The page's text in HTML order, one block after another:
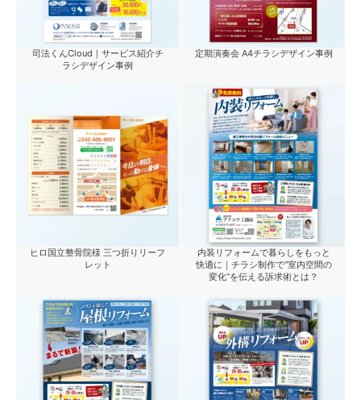
司法くんCloud｜サービス紹介チ
ラシデザイン事例
定期演奏会 A4チラシデザイン事例
ヒロ国立整骨院様 三つ折りリーフ
レット
内装リフォームで暮らしをもっと
快適に｜チラシ制作で“室内空間の
変化”を伝える訴求術とは？